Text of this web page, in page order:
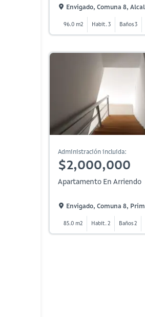
Envigado, Comuna 8,
96.0 m2 Habit. 3 Baños 3
Administración incluida:
$2,000,000
Apartamento En Arriendo
Envigado, Comuna 8,
85.0 m2 Habit. 2 Baños 2